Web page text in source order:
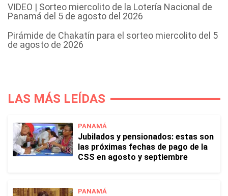
VIDEO | Sorteo miercolito de la Lotería Nacional de
Panamá del 5 de agosto del 2026
Pirámide de Chakatín para el sorteo miercolito del 5
de agosto de 2026
LAS MÁS LEÍDAS
PANAMÁ
Jubilados y pensionados: estas son
las próximas fechas de pago de la
CSS en agosto y septiembre
PANAMÁ